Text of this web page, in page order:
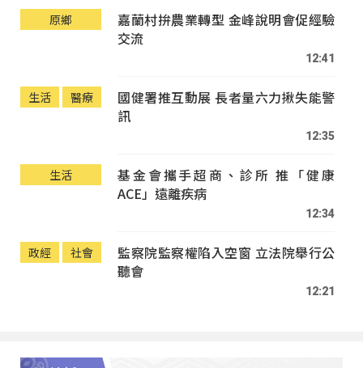
原鄉
嘉蘭村拚農業轉型 金峰說明會促經驗
交流
12:41
生活 醫療
國健署推互動展 長者量六力揪失能警
訊
12:35
生活
基金會攜手超商、診所 推「健康
ACE」遠離疾病
12:34
政經 社會
監察院監察權陷入空窗 立法院舉行公
聽會
12:21